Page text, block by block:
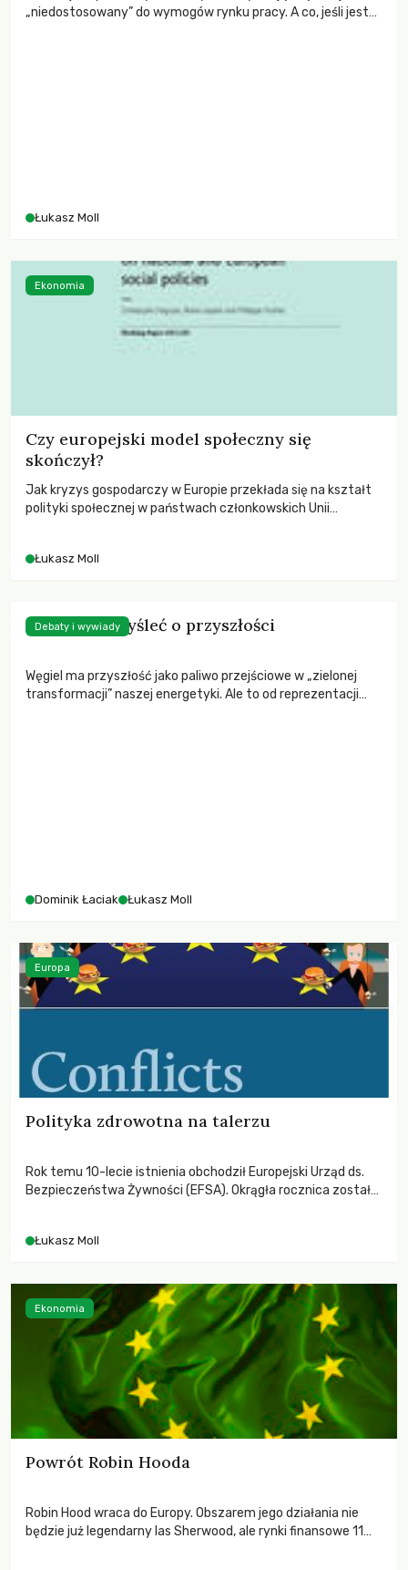
„niedostosowany” do wymogów rynku pracy. A co, jeśli jest
Łukasz Moll
Czy europejski model społeczny się
skończył?
Jak kryzys gospodarczy w Europie przekłada się na kształt
polityki społecznej w państwach członkowskich Unii
dochodzą i jakie zalecenia formułują?
Łukasz Moll
Ekonomia
Musimy pomyśleć o przyszłości
Węgiel ma przyszłość jako paliwo przejściowe w „zielonej
transformacji” naszej energetyki. Ale to od reprezentacji
Dominik Łaciak Łukasz Moll
Debaty i wywiady
Polityka zdrowotna na talerzu
Rok temu 10-lecie istnienia obchodził Europejski Urząd ds.
Bezpieczeństwa Żywności (EFSA). Okrągła rocznica została
mediów, europarlamentarzystów czy Europejskiego
Łukasz Moll
Europa
Powrót Robin Hooda
Robin Hood wraca do Europy. Obszarem jego działania nie
będzie już legendarny las Sherwood, ale rynki finansowe 11
Ekonomia